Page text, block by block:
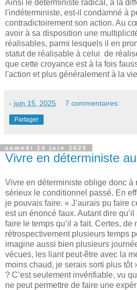
Ainsi le déterministe radical, à la
l'indéterministe, est-il condamné à
contradictoirement son action. Au
avoir à sa disposition une
réalisables, parmi lesquels il en
statut de réalisable à celui de
que cette croyance est à la fois
l'action et plus généralement à la
- juin 15, 2025 7 commentaires:
Partager
samedi 14 juin 2025
Vivre en déterministe
Vivre en déterministe oblige donc à
sérieux le conditionnel passé. En
je pouvais faire. « J’aurais pu faire
est un énoncé faux. Autant dire
faire le temps qu’il a fait. Certes, de
rétrospectivement plusieurs temps
imagine aussi bien plusieurs
vécues, les liant peut-être avec la
moins chaud, je serais sorti plus tôt
? C’est seulement invérifiable, vu
ne peut permettre de faire une